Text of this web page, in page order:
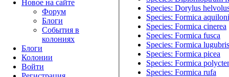
Species: Dorylus
Species: Formica
Species: Formica cinerea
Species: Formica fusca
Species: Formica lugubris
Species: Formica picea
Species: Formica
Species: Formica rufa
Новое на сайте
Форум
Блоги
События в
колониях
Блоги
Колонии
Войти